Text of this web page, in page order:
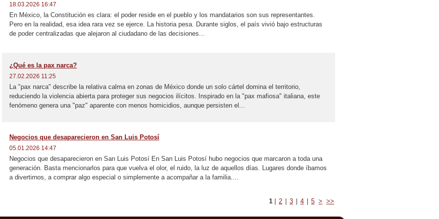
18.03.2026 16:47
En México, la Constitución es clara: el poder reside en el pueblo y los mandatarios son sus representantes.
Pero en la realidad, esa idea rara vez se ejerce. La historia pesa. Durante siglos, el país vivió bajo estructuras
de poder centralizadas que alejaron al ciudadano de las decisiones...
¿Qué es la pax narca?
27.02.2026 11:25
La "pax narca" describe la relativa calma en zonas de México donde un solo cártel domina el territorio,
reduciendo la violencia abierta para proteger sus negocios ilícitos. Inspirado en la "pax mafiosa" italiana, este
fenómeno genera una "paz" aparente con menos homicidios, aunque persisten el...
Negocios que desaparecieron en San Luis Potosí
05.01.2026 14:47
Negocios que desaparecieron en San Luis Potosí En San Luis Potosí hubo negocios que marcaron a toda una
generación. Basta mencionarlos para que vuelva el olor, el ruido, la luz de aquellos días. Lugares donde íbamos
a divertirnos, a comprar algo especial o simplemente a acompañar a la familia....
1 2 3 4 5 > >>